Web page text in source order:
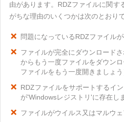
由があります。RDZファイルに関す
がちな理由のいくつかは次のとおり
問題になっているRDZファイル
ファイルが完全にダウンロード
からもう一度ファイルをダウン
ファイルをもう一度開きましょう
RDZファイルをサポートするイ
が'Windowsレジストリ'に存在し
ファイルがウイルス又はマルウ